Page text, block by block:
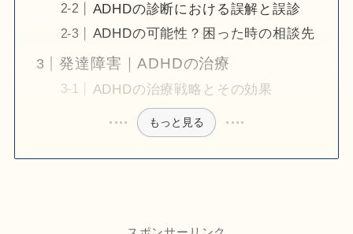
ADHDの診断における誤解と誤診
ADHDの可能性？困った時の相談先
発達障害｜ADHDの治療
ADHDの治療戦略とその効果
もっと見る